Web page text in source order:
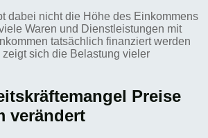
dabei nicht die Höhe des Einkommens
Waren und Dienstleistungen mit
tatsächlich finanziert werden
zeigt sich die Belastung vieler
Preise
verändert